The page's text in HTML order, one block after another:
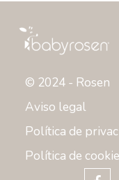
© 2024 - Rosen
Aviso legal
Política de
Política de